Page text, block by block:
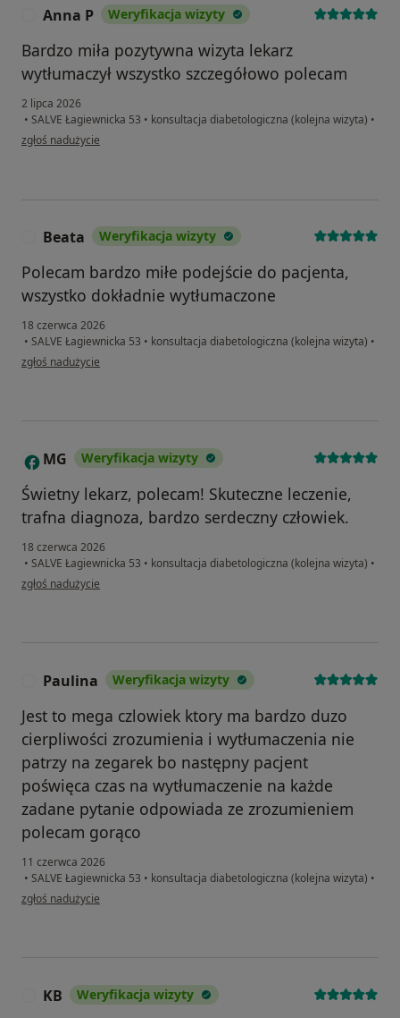
Anna P Weryfikacja wizyty
Bardzo miła pozytywna wizyta lekarz
wytłumaczył wszystko szczegółowo polecam
2 lipca 2026
• SALVE Łagiewnicka 53 • konsultacja diabetologiczna (kolejna wizyta) •
w opinii użytkownika Anna P
zgłoś nadużycie
Beata Weryfikacja wizyty
Polecam bardzo miłe podejście do pacjenta,
wszystko dokładnie wytłumaczone
18 czerwca 2026
• SALVE Łagiewnicka 53 • konsultacja diabetologiczna (kolejna wizyta) •
w opinii użytkownika Beata
zgłoś nadużycie
M MG Weryfikacja wizyty
Świetny lekarz, polecam! Skuteczne leczenie,
trafna diagnoza, bardzo serdeczny człowiek.
18 czerwca 2026
• SALVE Łagiewnicka 53 • konsultacja diabetologiczna (kolejna wizyta) •
w opinii użytkownika MG
zgłoś nadużycie
Paulina Weryfikacja wizyty
Jest to mega czlowiek ktory ma bardzo duzo
cierpliwości zrozumienia i wytłumaczenia nie
patrzy na zegarek bo następny pacjent
poświęca czas na wytłumaczenie na każde
zadane pytanie odpowiada ze zrozumieniem
polecam gorąco
11 czerwca 2026
• SALVE Łagiewnicka 53 • konsultacja diabetologiczna (kolejna wizyta) •
w opinii użytkownika Paulina
zgłoś nadużycie
KB Weryfikacja wizyty